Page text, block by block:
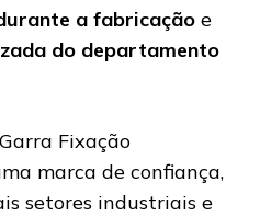
a fabricação e
do departamento
Fixação
marca de confiança,
setores industriais e